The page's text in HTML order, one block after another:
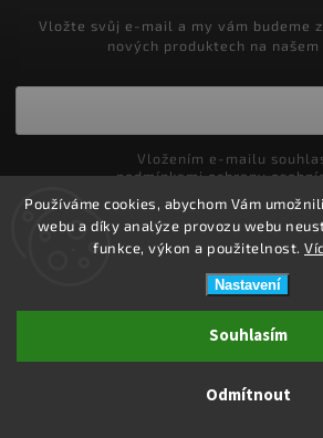
Používáme cookies, abychom Vám
webu a díky analýze provozu webu
funkce, výkon a použitelnost.
Nastavení
Odmítnout
Souhlasím
Vložte svůj e-mail a my vám budeme
nových produktech na našem
podmínkami ochrany
Přihlásit se
ZDRAVOTNÍ POTŘEBY
Upravit nastavení cookies